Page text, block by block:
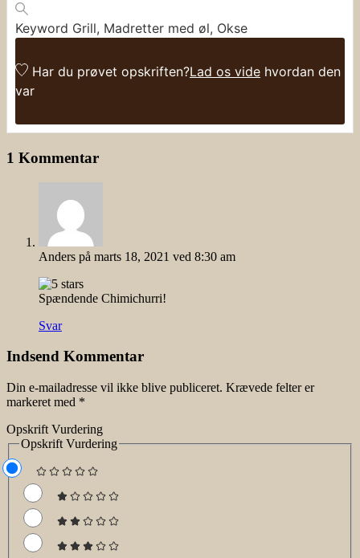
Keyword Grill, Madretter med øl, Okse
Har du prøvet opskriften?Lad os vide hvordan den
var
1 Kommentar
Anders på marts 18, 2021 ved 8:30 am
Spændende Chimichurri!
Svar
Indsend Kommentar
Din e-mailadresse vil ikke blive publiceret. Krævede felter er
markeret med *
Opskrift Vurdering
Opskrift Vurdering